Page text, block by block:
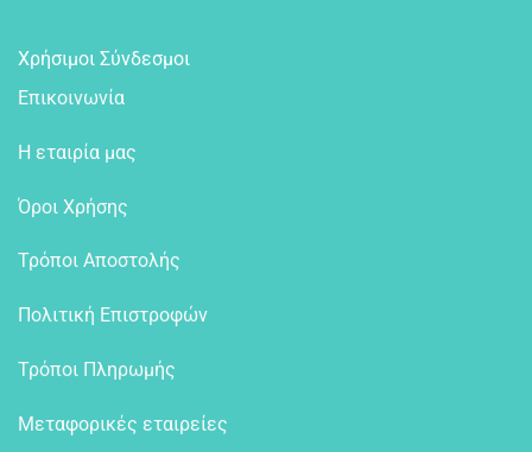
Χρήσιμοι Σύνδεσμοι
Επικοινωνία
Η εταιρία μας
Όροι Χρήσης
Τρόποι Αποστολής
Πολιτική Επιστροφών
Τρόποι Πληρωμής
Μεταφορικές εταιρείες